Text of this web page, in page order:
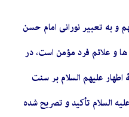
و به تعبیر نورانی امام حسن
و علائم فرد مؤمن است، در
اطهار علیهم السلام بر سنت
السلام تأکید و تصریح شده